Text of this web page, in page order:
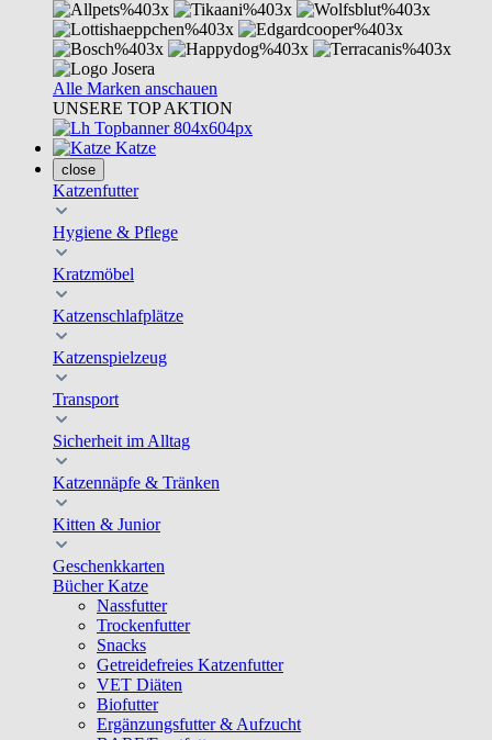
Alle Marken anschauen
UNSERE TOP AKTION
Katze
close
Katzenfutter
Hygiene & Pflege
Kratzmöbel
Katzenschlafplätze
Katzenspielzeug
Transport
Sicherheit im Alltag
Katzennäpfe & Tränken
Kitten & Junior
Geschenkkarten
Bücher Katze
Nassfutter
Trockenfutter
Snacks
Getreidefreies Katzenfutter
VET Diäten
Biofutter
Ergänzungsfutter & Aufzucht